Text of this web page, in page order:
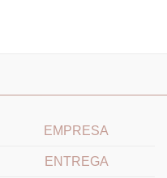
EMPRESA
ENTREGA